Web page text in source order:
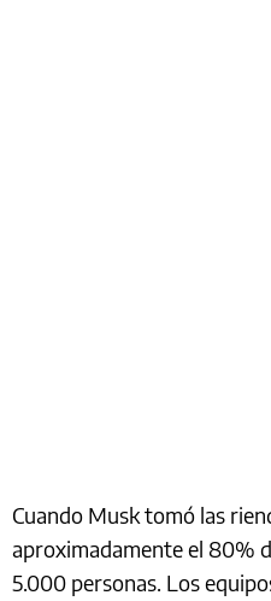
Cuando Musk tomó las
aproximadamente el 80%
5.000 personas. Los